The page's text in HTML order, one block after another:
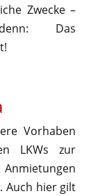
Zwecke –
Das
Vorhaben
LKWs zur
Auch hier gilt